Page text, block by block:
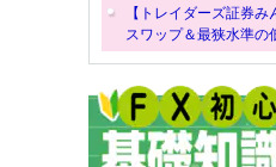
【トレイダーズ証券
スワップ＆最狭水準の